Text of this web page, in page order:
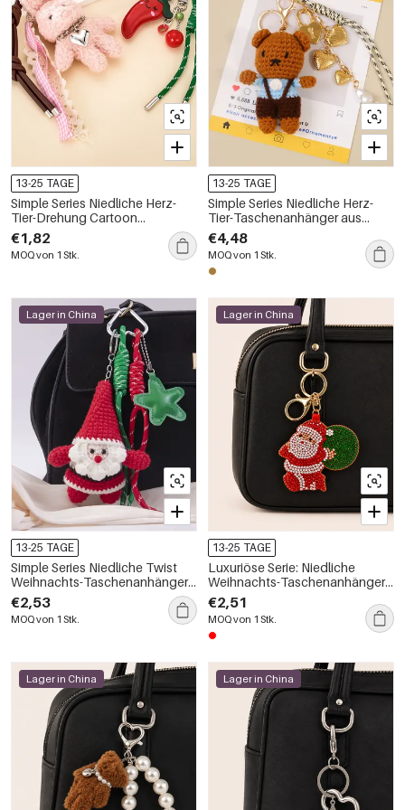
13-25 TAGE
Simple Series Niedliche Herz-
Tier-Drehung Cartoon
Lebensmittel PU
Taschenanhänger
€1,82
MOQ von 1 Stk.
13-25 TAGE
Simple Series Niedliche Herz-
Tier-Taschenanhänger aus
gewebtem Polyester mit
Drehverschluss
€4,48
MOQ von 1 Stk.
Lager in China
13-25 TAGE
Simple Series Niedliche Twist
Weihnachts-Taschenanhänger
in verschiedenen Farben,
gewebt aus Polyester,
€2,53
MOQ von 1 Stk.
Lager in China
13-25 TAGE
Luxuriöse Serie: Niedliche
Weihnachts-Taschenanhänger
aus Saatperlen
€2,51
MOQ von 1 Stk.
Lager in China Lager in China